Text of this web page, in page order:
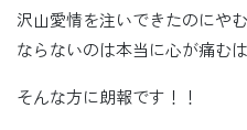
沢山愛情を注いできたのにや
ならないのは本当に心が痛む
そんな方に朗報です！！